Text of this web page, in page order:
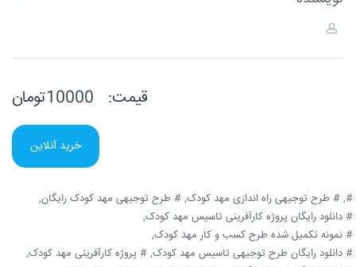
قیمت:
خرید آنلاین
#, # طرح توجیهی راه اندازی مهد کودک, # طرح توجیهی مهد کودک رایگان,
# دانلود رایگان پروژه کارآفرینی تاسیس مهد کودک,
# نمونه تکمیل شده طرح کسب و کار مهد کودک,
# دانلود رایگان طرح توجیهی تاسیس مهد کودک, # پروژه کارآفرینی مهد کودک,